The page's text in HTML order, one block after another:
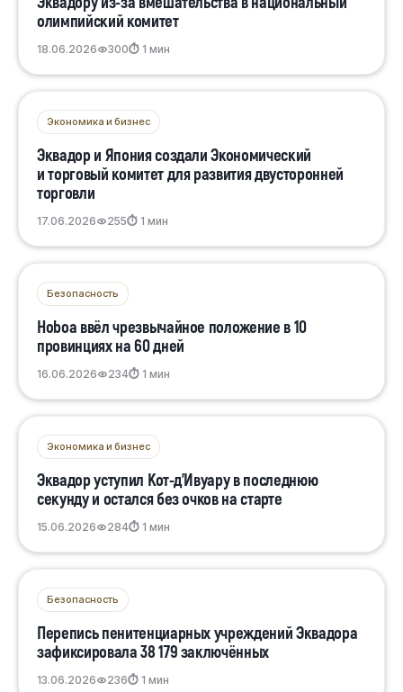
олимпийский комитет
18.06.2026 300⏱ 1 мин
Экономика и бизнес
Эквадор и Япония создали Экономический
и торговый комитет для развития двусторонней
торговли
17.06.2026 255⏱ 1 мин
Безопасность
Ноboa ввёл чрезвычайное положение в 10
провинциях на 60 дней
16.06.2026 234⏱ 1 мин
Экономика и бизнес
Эквадор уступил Кот-д’Ивуару в последнюю
секунду и остался без очков на старте
15.06.2026 284⏱ 1 мин
Безопасность
Перепись пенитенциарных учреждений Эквадора
зафиксировала 38 179 заключённых
13.06.2026 236⏱ 1 мин